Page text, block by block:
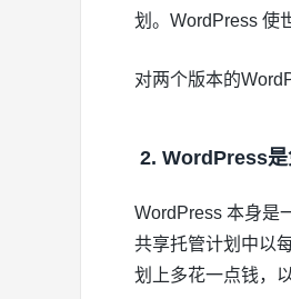
划。WordPress 使
对两个版本的
2. WordPress是
WordPress 本身是
共享托管计划中以
划上多花一点钱，